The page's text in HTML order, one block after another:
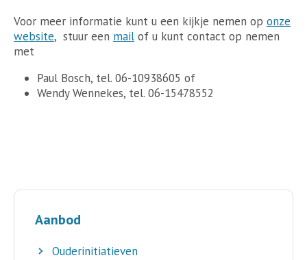
Aanbod
Ouderinitiatieven
Voor meer informatie kunt u een kijkje nemen op onze
website, stuur een mail of u kunt contact op nemen
met
Paul Bosch, tel. 06-10938605 of
Wendy Wennekes, tel. 06-15478552